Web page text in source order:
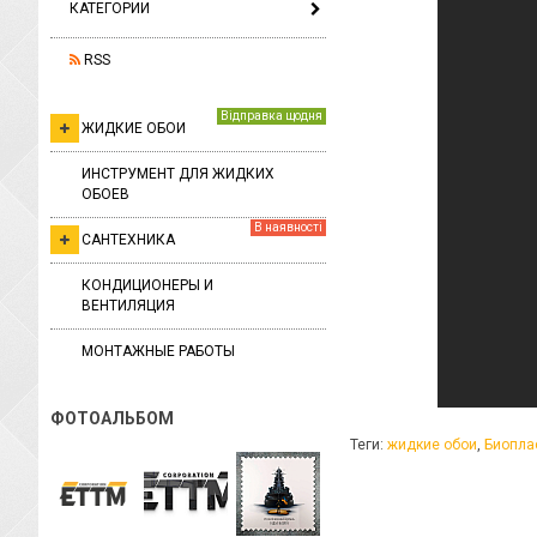
КАТЕГОРИИ
RSS
ЖИДКИЕ ОБОИ
Відправка щодня
ИНСТРУМЕНТ ДЛЯ ЖИДКИХ
ОБОЕВ
САНТЕХНИКА
В наявності
КОНДИЦИОНЕРЫ И
ВЕНТИЛЯЦИЯ
МОНТАЖНЫЕ РАБОТЫ
ФОТОАЛЬБОМ
Теги: жидкие обои,